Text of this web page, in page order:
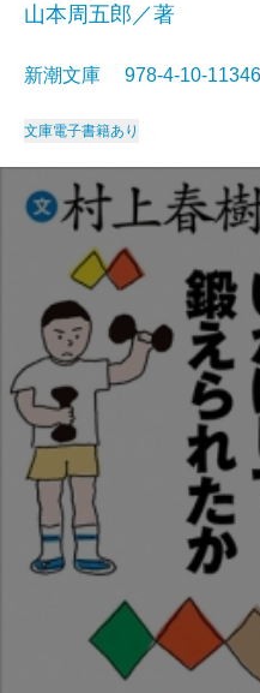
山本周五郎／著
新潮文庫 978-4-10-
文庫電子書籍あり